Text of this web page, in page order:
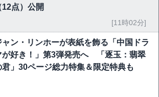
12点）公開
[11時02分]
ャン・リンホーが表紙を飾る「中国ドラ
が好き！」第3弾発売へ 「逐玉：翡翠
君」30ページ総力特集＆限定特典も